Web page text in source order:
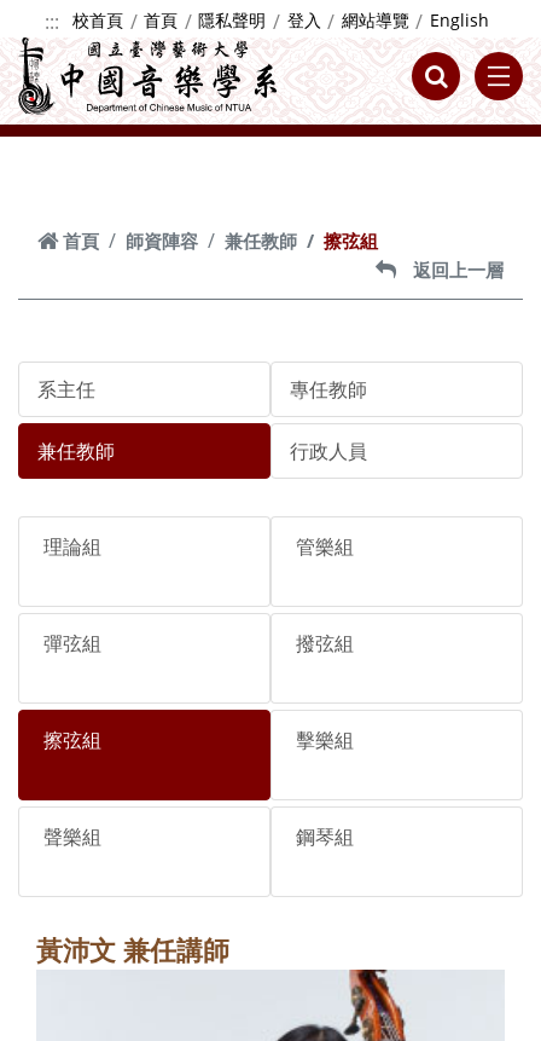
跳到主要內容
::: 校首頁 首頁 隱私聲明 登入 網站導覽 English
首頁 師資陣容 兼任教師
擦弦組
返回上一層
系主任 專任教師
兼任教師 行政人員
理論組 管樂組
彈弦組 撥弦組
擦弦組 擊樂組
聲樂組 鋼琴組
黃沛文 兼任講師